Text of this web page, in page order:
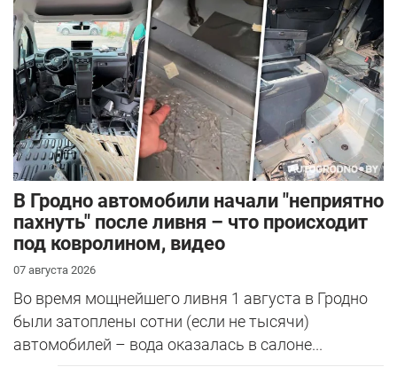
В Гродно автомобили начали "неприятно
пахнуть" после ливня – что происходит
под ковролином, видео
07 августа 2026
Во время мощнейшего ливня 1 августа в Гродно
были затоплены сотни (если не тысячи)
автомобилей – вода оказалась в салоне...